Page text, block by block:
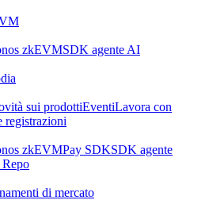
zkEVMSDK agente AI
sui prodottiEventiLavora con
registrazioni
zkEVMPay SDKSDK agente
di mercato